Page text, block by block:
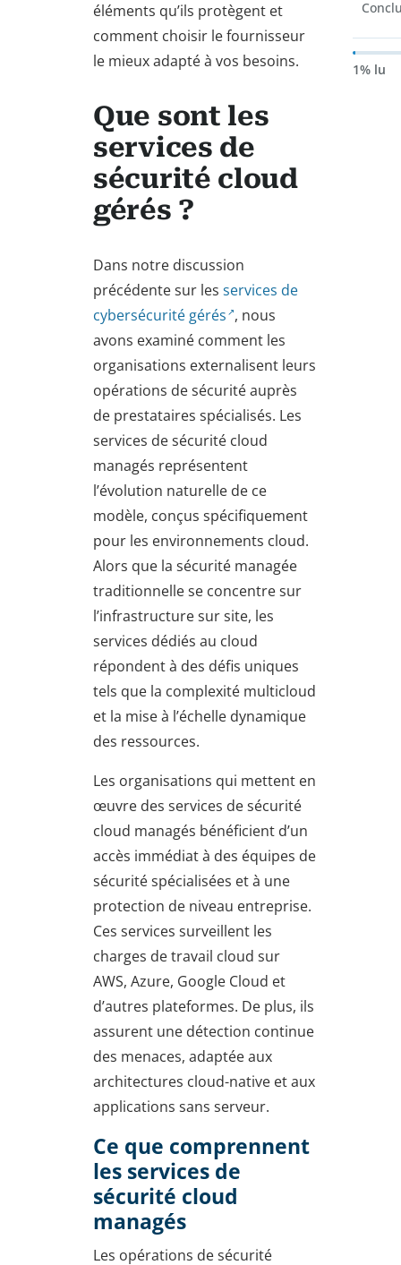
éléments qu’ils protègent et
comment choisir le fournisseur
le mieux adapté à vos besoins.
Que sont les
services de
sécurité cloud
gérés ?
Dans notre discussion
précédente sur les services de
cybersécurité gérés , nous
avons examiné comment les
organisations externalisent leurs
opérations de sécurité auprès
de prestataires spécialisés. Les
services de sécurité cloud
managés représentent
l’évolution naturelle de ce
modèle, conçus spécifiquement
pour les environnements cloud.
Alors que la sécurité managée
traditionnelle se concentre sur
l’infrastructure sur site, les
services dédiés au cloud
répondent à des défis uniques
tels que la complexité multicloud
et la mise à l’échelle dynamique
des ressources.
Les organisations qui mettent en
œuvre des services de sécurité
cloud managés bénéficient d’un
accès immédiat à des équipes de
sécurité spécialisées et à une
protection de niveau entreprise.
Ces services surveillent les
charges de travail cloud sur
AWS, Azure, Google Cloud et
d’autres plateformes. De plus, ils
assurent une détection continue
des menaces, adaptée aux
architectures cloud-native et aux
applications sans serveur.
Ce que comprennent
les services de
sécurité cloud
managés
Les opérations de sécurité
1% lu